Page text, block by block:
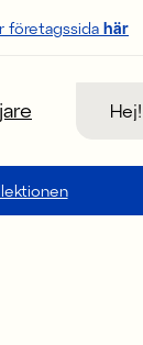
företagssida här